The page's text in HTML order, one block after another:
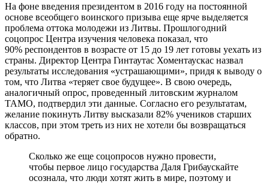
На фоне введения президентом в 2016 году на постоянной
основе всеобщего воинского призыва еще ярче выделяется
проблема оттока молодежи из Литвы. Прошлогодний
соцопрос Центра изучения человека показал, что
90% респондентов в возрасте от 15 до 19 лет готовы уехать из
страны. Директор Центра Гинтаутас Хоментаускас назвал
результаты исследования «устрашающими», придя к выводу о
том, что Литва «теряет свое будущее». В свою очередь,
аналогичный опрос, проведенный литовским журналом
ТАМО, подтвердил эти данные. Согласно его результатам,
желание покинуть Литву высказали 82% учеников старших
классов, при этом треть из них не хотели бы возвращаться
обратно.
Сколько же еще соцопросов нужно провести,
чтобы первое лицо государства Даля Грибаускайте
осознала, что люди хотят жить в мире, поэтому и